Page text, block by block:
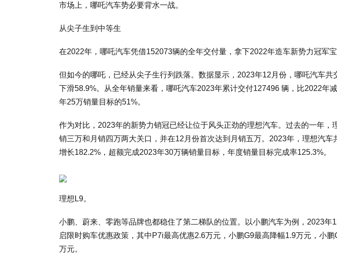
市场上，哪吒汽车势必要背水一战。
从尖子生到中等生
在2022年，哪吒汽车凭借152073辆的全年交付量，拿下2022年造车新势力冠军宝
但如今的哪吒，已经从尖子生行列跌落。数据显示，2023年12月份，哪吒汽车共
下滑58.9%。从全年销量来看，哪吒汽车2023年累计交付127496 辆，比2022年
年25万销量目标的51%。
作为对比，2023年的新势力销冠已经让位于风头正劲的理想汽车。过去的一年，
销三万和月销四万两大关口，并在12月份首次达到月销五万。2023年，理想汽车
增长182.2%，超额完成2023年30万辆销量目标，年度销量目标完成率125.3%。
理想L9。
小鹏、蔚来、零跑等品牌也都稳住了第二梯队的位置。以小鹏汽车为例，2023年
启限时购车优惠政策，其中P7i最高优惠2.6万元，小鹏G9最高降幅1.9万元，小
万元。